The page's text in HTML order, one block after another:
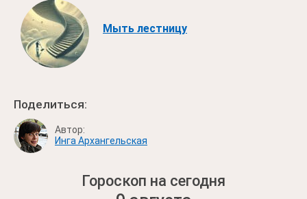
Мыть лестницу
Поделиться:
Автор:
Инга Архангельская
Гороскоп на сегодня